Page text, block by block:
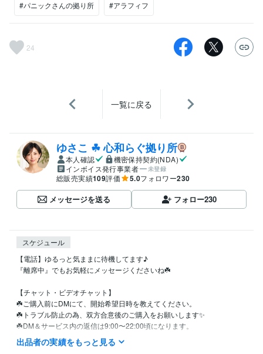
#パニックさんの拠り所 #アラフィフ
24
一覧に戻る
ゆさこ ☘ 心和らぐ拠り所
本人確認
機密保持契約(NDA)
インボイス発行事業者
未登録
総販売実績109評価 5.0フォロワー230
メッセージを送る フォロー230
スケジュール
【電話】ゆるっと気ままに待機してます♪
『離席中』でもお気軽にメッセージくださいね☘️
【チャット・ビデオチャット】
☘️ご購入前にDMにて、開始希望日時を教えてください。
☘️トラブル防止の為、双方合意後のご購入をお願いします✨
☘️DM＆サービス内の返信は9:00〜22:00頃になります。
☘️1DAYチャットの場合も、私からの返信は対応時間内ですが、
ご購入者様からは24時間いつでも書き込んでいただけます♪
出品者の実績をもっと見る